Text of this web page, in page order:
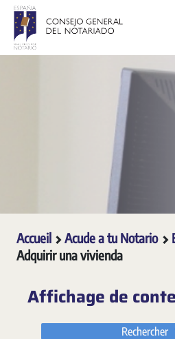
Saut au contenu principal
Accueil Acude a tu Notario
Adquirir una vivienda
Affichage de
Rechercher